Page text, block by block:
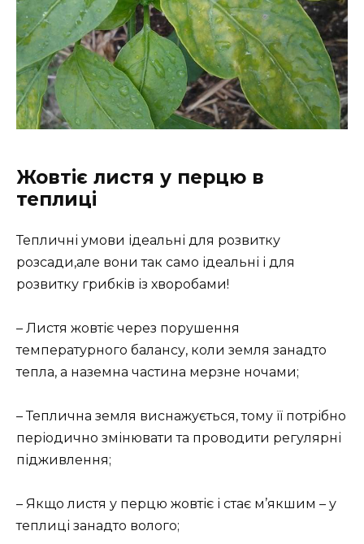
Жовтіє листя у перцю в
теплиці
Тепличні умови ідеальні для розвитку
розсади,але вони так само ідеальні і для
розвитку грибків із хворобами!
– Листя жовтіє через порушення
температурного балансу, коли земля занадто
тепла, а наземна частина мерзне ночами;
– Теплична земля виснажується, тому її потрібно
періодично змінювати та проводити регулярні
підживлення;
– Якщо листя у перцю жовтіє і стає м’якшим – у
теплиці занадто волого;